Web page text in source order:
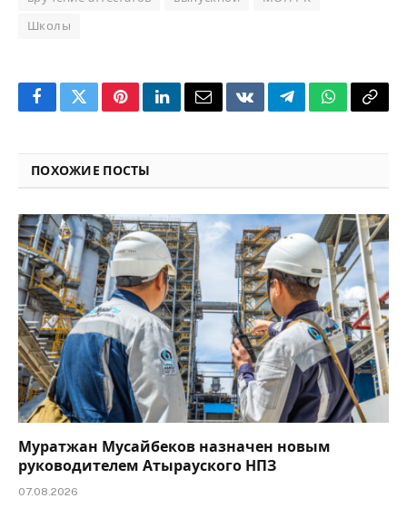
Школы
FacebookTwitterPinterestLinkedInEmailVKontakteTelegramWhatsApp
Copy
ПОХОЖИЕ ПОСТЫ
Муратжан Мусайбеков назначен новым
руководителем Атырауского НПЗ
07.08.2026